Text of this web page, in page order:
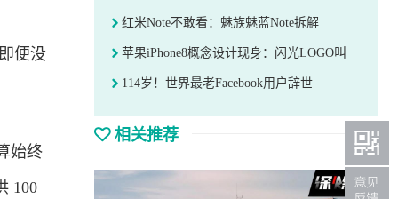
便没
始终
100
红米Note不敢看：魅族魅蓝Note拆解
苹果iPhone8概念设计现身：闪光LOGO叫
114岁！世界最老Facebook用户辞世
相关推荐